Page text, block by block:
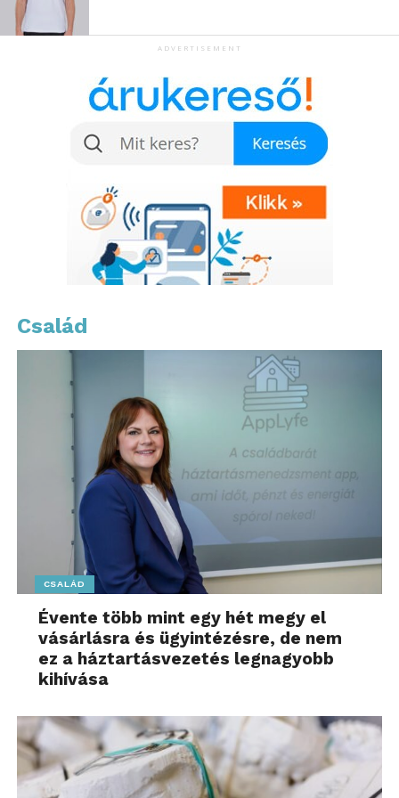
alapvető elem
Az ismerkedési időszak gyakran elhozza az
őszinteség próbáját. A kapcsolatokban nem lenne
helye taktikázásnak. Ha valaki tisztességesen és
őszintén közelít, az már fél siker. Az azonos
platformon történő ismerkedés során érdemes ezt
szem előtt tartani. Az őszinteség nemcsak a másik
felé, hanem önmagad felé is fontos alap, amelyre egy
valódi, tartós kapcsolat épülhet.
A modern társkereső oldalak, például a CUPYDO,
segítenek az őszinte kapcsolatok kialakításában
egyedülállók számára. Online térben való
elérhető. Ha figyelsz a jelekre, és igyekszel valódi
éned bemutatni, az online tér kiváló kiindulópont
lehet, hogy megtaláld az igazit.
További friss híreket talál a
www.sziamaci.hu
főoldalán! Kövesse a technológiai híreket és
csatlakozzon hozzánk aFacebookon
ADVERTISEMENT
Család
CSALÁD
Évente több mint egy hét megy el
vásárlásra és ügyintézésre, de nem
ez a háztartásvezetés legnagyobb
kihívása